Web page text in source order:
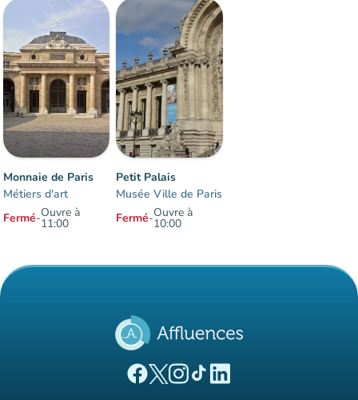
Monnaie de Paris
Métiers d'art
Fermé-Ouvre à
11:00
Petit Palais
Musée Ville de Paris
Fermé-Ouvre à
10:00
(nouvel onglet)
(nouvel onglet)
(nouvel onglet)
(nouvel onglet)